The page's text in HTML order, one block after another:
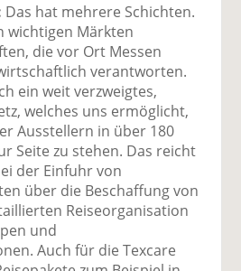
Das hat mehrere Schichten.
wichtigen Märkten
die vor Ort Messen
verantworten.
ein weit verzweigtes,
welches uns ermöglicht,
Ausstellern in über 180
Seite zu stehen. Das reicht
der Einfuhr von
über die Beschaffung von
Reiseorganisation
und
Auch für die Texcare